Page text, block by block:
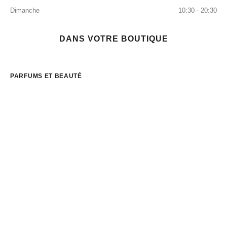
Dimanche
10:30 - 20:30
DANS VOTRE BOUTIQUE
PARFUMS ET BEAUTÉ